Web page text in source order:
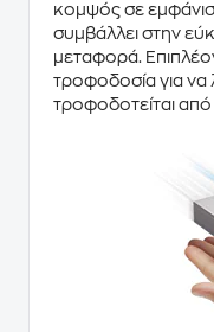
κομψός σε
συμβάλλει στην
μεταφορά.
τροφοδοσία για να
τροφοδοτείται